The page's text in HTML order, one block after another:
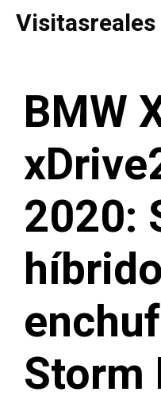
Saltar
Visitasreales
BMW
2020:
híbrido
Storm